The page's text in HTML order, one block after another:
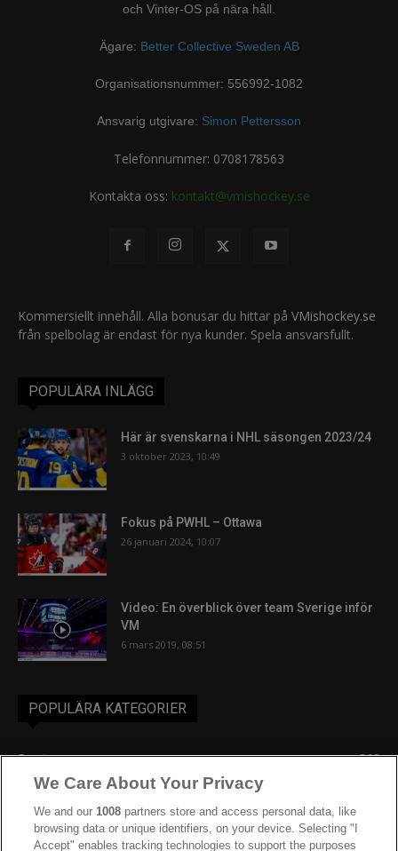
och Vinter-OS på nära håll.
Ägare: Better Collective Sweden AB
Organisationsnummer: 556992-1082
Ansvarig utgivare: Simon Pettersson
Telefonnummer: 0708178563
Kontakta oss: kontakt@vmishockey.se
Kommersiellt innehåll. Alla bonusar du hittar på VMishockey.se
från spelbolag är endast för nya kunder. Spela ansvarsfullt.
POPULÄRA INLÄGG
Här är svenskarna i NHL säsongen 2023/24
3 oktober 2023, 10:49
Fokus på PWHL – Ottawa
26 januari 2024, 10:07
Video: En överblick över team Sverige inför
VM
6 mars 2019, 08:51
POPULÄRA KATEGORIER
Sverige
863
Ishockey-VM
IIHF
JVM
We Care About Your Privacy
We and our1008 partners store and access personal data, like
browsing data or unique identifiers, on your device. Selecting "I
Accept" enables tracking technologies to support the purposes